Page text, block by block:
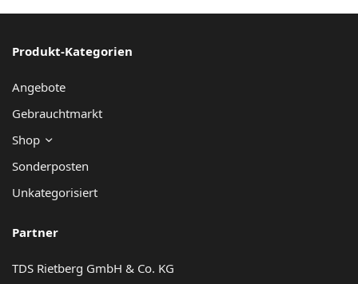
Produkt-Kategorien
Angebote
Gebrauchtmarkt
Shop
Sonderposten
Unkategorisiert
Partner
TDS Rietberg GmbH & Co. KG